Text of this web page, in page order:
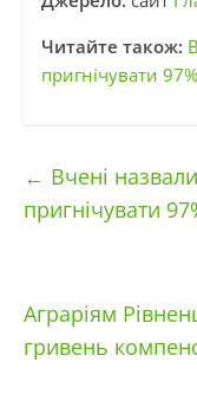
Читайте також:
пригнічувати
← Вчені
пригнічувати
Аграріям
гривень